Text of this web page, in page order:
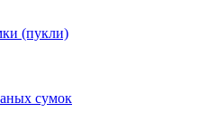
(пукли)
сумок